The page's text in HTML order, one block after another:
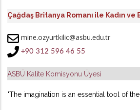
Çağdaş Britanya Romanı ile Kadın ve
mine.ozyurtkilic@asbu.edu.tr
+90 312 596 46 55
ASBÜ Kalite Komisyonu Üyesi
"The imagination is an essential tool of